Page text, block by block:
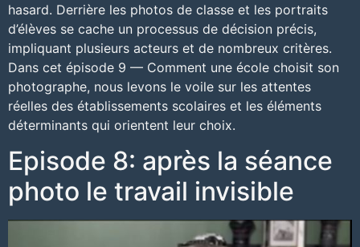
hasard. Derrière les photos de classe et les portraits
d’élèves se cache un processus de décision précis,
impliquant plusieurs acteurs et de nombreux critères.
Dans cet épisode 9 — Comment une école choisit son
photographe, nous levons le voile sur les attentes
réelles des établissements scolaires et les éléments
déterminants qui orientent leur choix.
Episode 8: après la séance
photo le travail invisible